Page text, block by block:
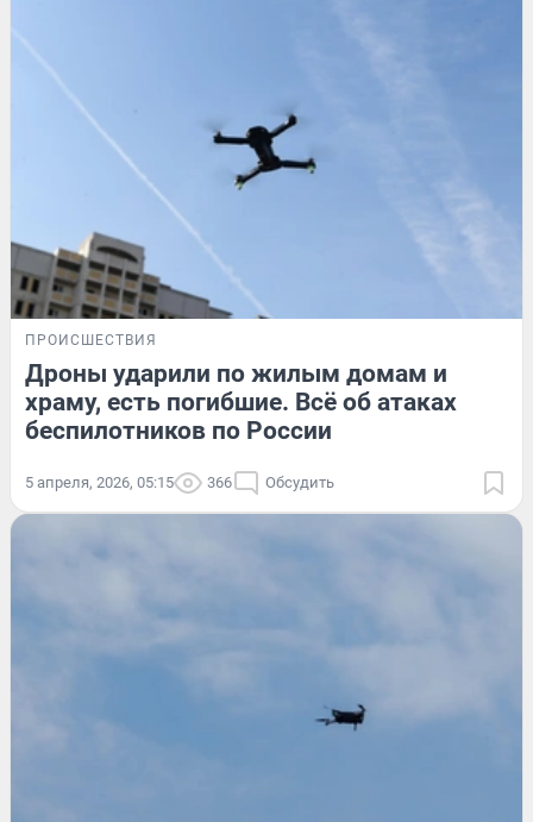
ПРОИСШЕСТВИЯ
Дроны ударили по жилым домам и
храму, есть погибшие. Всё об атаках
беспилотников по России
5 апреля, 2026, 05:15 366 Обсудить